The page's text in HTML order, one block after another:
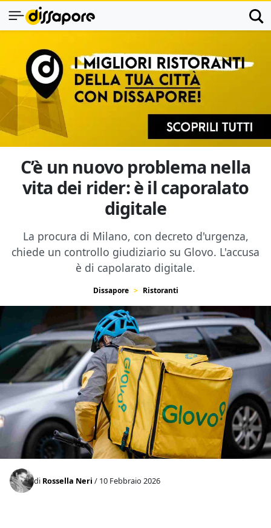
C’è un nuovo problema nella
vita dei rider: è il caporalato
digitale
La procura di Milano, con decreto d'urgenza,
chiede un controllo giudiziario su Glovo. L'accusa
è di capolarato digitale.
Dissapore Ristoranti
di Rossella Neri / 10 Febbraio 2026